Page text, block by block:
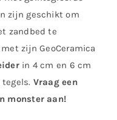
zijn geschikt om
zandbed te
zijn GeoCeramica
in 4 cm en 6 cm
Vraag een
monster aan!